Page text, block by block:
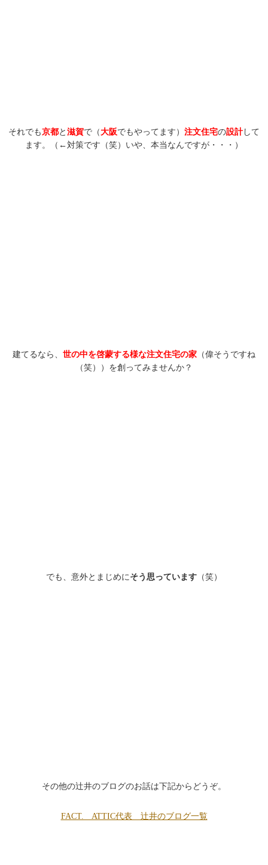
それでも京都と 滋賀で（大阪でもやってます） 注文住宅の設計して
ます。（←対策です（笑）いや、本当なんですが・・・）
建てるなら、 世の中を啓蒙する様な注文住宅の家 （偉そうですね
（笑））を創ってみませんか？
でも、意外とまじめに そう思っています （笑）
その他の辻井のブログのお話は下記からどうぞ。
FACT. ATTIC代表 辻井のブログ一覧